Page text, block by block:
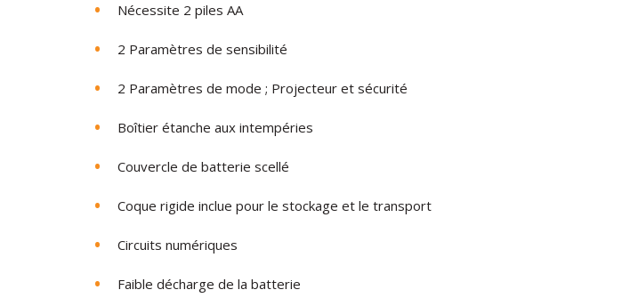
Nécessite 2 piles AA
2 Paramètres de sensibilité
2 Paramètres de mode ; Projecteur et sécurité
Boîtier étanche aux intempéries
Couvercle de batterie scellé
Coque rigide inclue pour le stockage et le transport
Circuits numériques
Faible décharge de la batterie